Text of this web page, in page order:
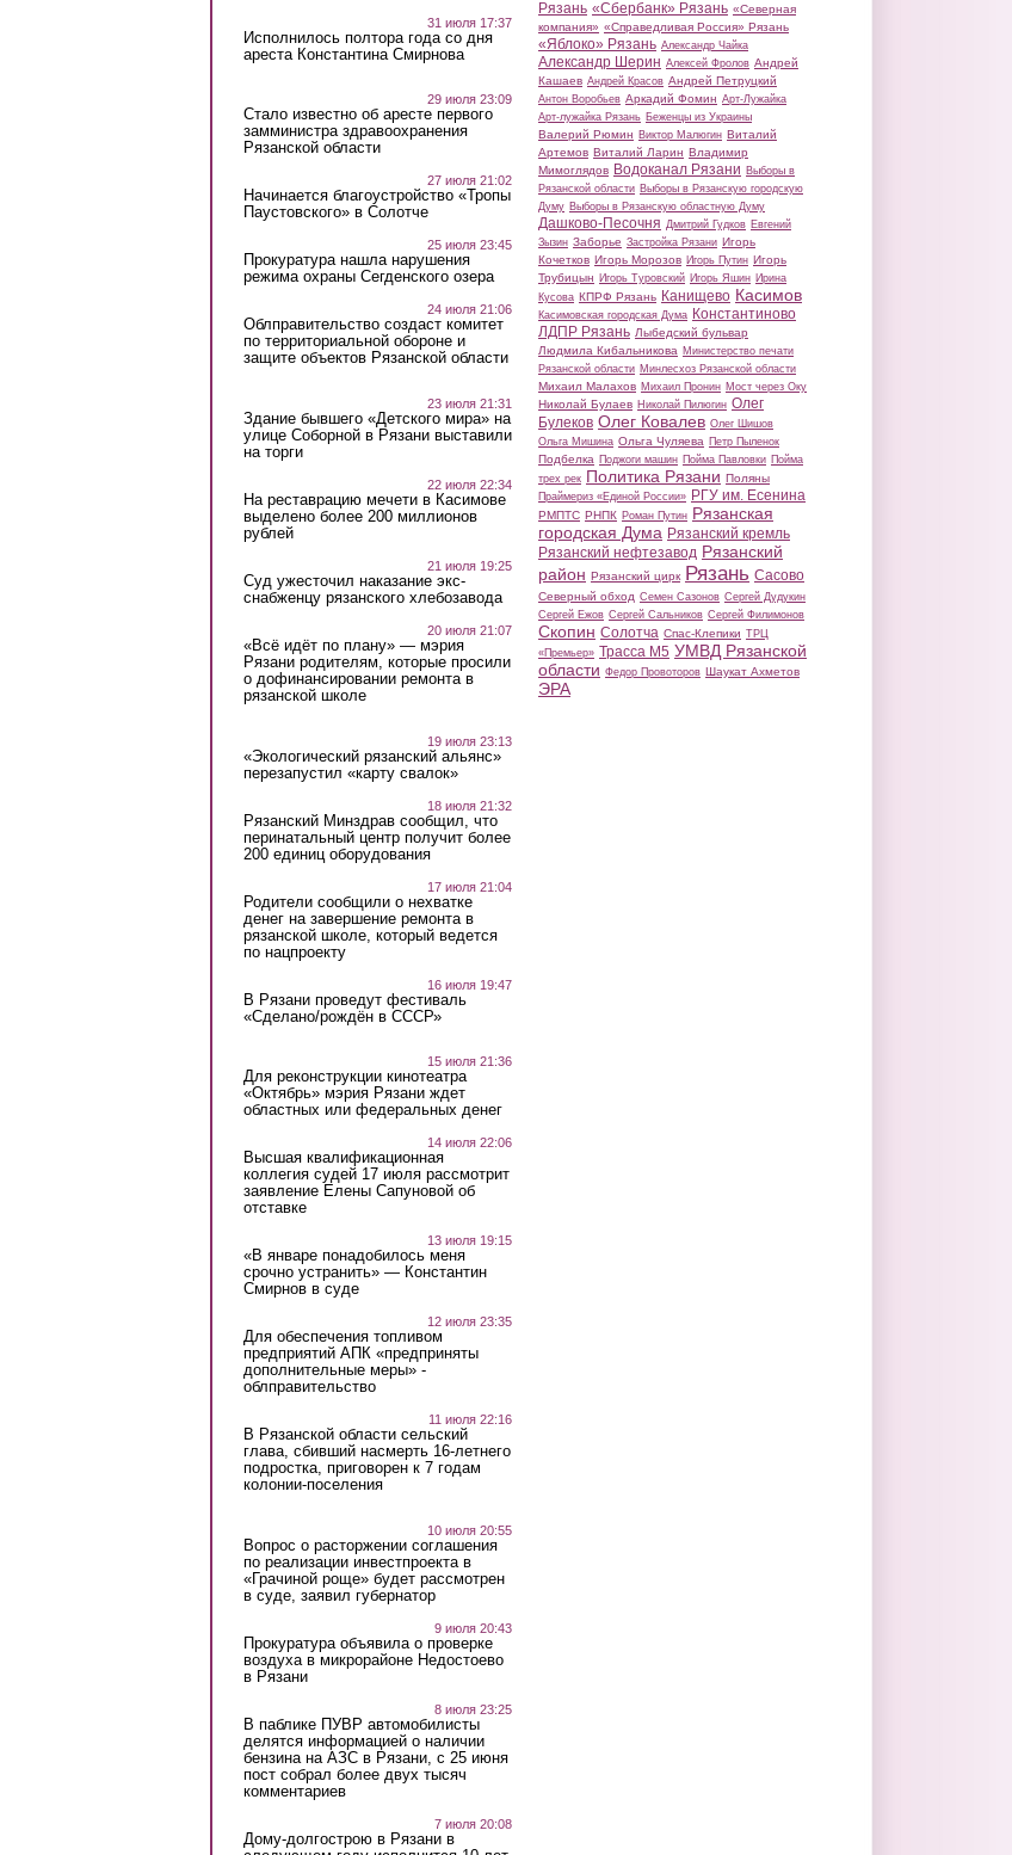
31 июля 17:37
Исполнилось полтора года со дня
ареста Константина Смирнова
29 июля 23:09
Стало известно об аресте первого
замминистра здравоохранения
Рязанской области
27 июля 21:02
Начинается благоустройство «Тропы
Паустовского» в Солотче
25 июля 23:45
Прокуратура нашла нарушения
режима охраны Сегденского озера
24 июля 21:06
Облправительство создаст комитет
по территориальной обороне и
защите объектов Рязанской области
23 июля 21:31
Здание бывшего «Детского мира» на
улице Соборной в Рязани выставили
на торги
22 июля 22:34
На реставрацию мечети в Касимове
выделено более 200 миллионов
рублей
21 июля 19:25
Суд ужесточил наказание экс-
снабженцу рязанского хлебозавода
20 июля 21:07
«Всё идёт по плану» — мэрия
Рязани родителям, которые просили
о дофинансировании ремонта в
рязанской школе
19 июля 23:13
«Экологический рязанский альянс»
перезапустил «карту свалок»
18 июля 21:32
Рязанский Минздрав сообщил, что
перинатальный центр получит более
200 единиц оборудования
17 июля 21:04
Родители сообщили о нехватке
денег на завершение ремонта в
рязанской школе, который ведется
по нацпроекту
16 июля 19:47
В Рязани проведут фестиваль
«Сделано/рождён в СССР»
15 июля 21:36
Для реконструкции кинотеатра
«Октябрь» мэрия Рязани ждет
областных или федеральных денег
14 июля 22:06
Высшая квалификационная
коллегия судей 17 июля рассмотрит
заявление Елены Сапуновой об
отставке
13 июля 19:15
«В январе понадобилось меня
срочно устранить» — Константин
Смирнов в суде
12 июля 23:35
Для обеспечения топливом
предприятий АПК «предприняты
дополнительные меры» -
облправительство
11 июля 22:16
В Рязанской области сельский
глава, сбивший насмерть 16-летнего
подростка, приговорен к 7 годам
колонии-поселения
10 июля 20:55
Вопрос о расторжении соглашения
по реализации инвестпроекта в
«Грачиной роще» будет рассмотрен
в суде, заявил губернатор
9 июля 20:43
Прокуратура объявила о проверке
воздуха в микрорайоне Недостоево
в Рязани
8 июля 23:25
В паблике ПУВР автомобилисты
делятся информацией о наличии
бензина на АЗС в Рязани, с 25 июня
пост собрал более двух тысяч
комментариев
7 июля 20:08
Дому-долгострою в Рязани в
Рязань «Сбербанк» Рязань «Северная
компания» «Справедливая Россия» Рязань
«Яблоко» Рязань Александр Чайка
Александр Шерин Алексей Фролов Андрей
Кашаев Андрей Красов Андрей Петруцкий
Антон Воробьев Аркадий Фомин Арт-Лужайка
Арт-лужайка Рязань Беженцы из Украины
Валерий Рюмин Виктор Малюгин Виталий
Артемов Виталий Ларин Владимир
Мимоглядов Водоканал Рязани Выборы в
Рязанской области Выборы в Рязанскую городскую
Думу Выборы в Рязанскую областную Думу
Дашково-Песочня Дмитрий Гудков Евгений
Зызин Заборье Застройка Рязани Игорь
Кочетков Игорь Морозов Игорь Путин Игорь
Трубицын Игорь Туровский Игорь Яшин Ирина
Кусова КПРФ Рязань Канищево Касимов
Касимовская городская Дума Константиново
ЛДПР Рязань Лыбедский бульвар
Людмила Кибальникова Министерство печати
Рязанской области Минлесхоз Рязанской области
Михаил Малахов Михаил Пронин Мост через Оку
Николай Булаев Николай Пилюгин Олег
Булеков Олег Ковалев Олег Шишов
Ольга Мишина Ольга Чуляева Петр Пыленок
Подбелка Поджоги машин Пойма Павловки Пойма
трех рек Политика Рязани Поляны
Праймериз «Единой России» РГУ им. Есенина
РМПТС РНПК Роман Путин Рязанская
городская Дума Рязанский кремль
Рязанский нефтезавод Рязанский
район Рязанский цирк Рязань Сасово
Северный обход Семен Сазонов Сергей Дудукин
Сергей Ежов Сергей Сальников Сергей Филимонов
Скопин Солотча Спас-Клепики ТРЦ
«Премьер» Трасса М5 УМВД Рязанской
области Федор Провоторов Шаукат Ахметов
ЭРА